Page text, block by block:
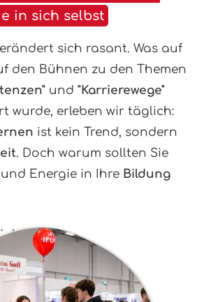
in sich selbst
sich rasant. Was auf
den Bühnen zu den Themen
und "Karrierewege"
wurde, erleben wir täglich:
ist kein Trend, sondern
. Doch warum sollten Sie
Energie in Ihre Bildung